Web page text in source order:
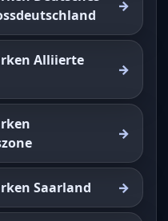
Alliierte
Saarland